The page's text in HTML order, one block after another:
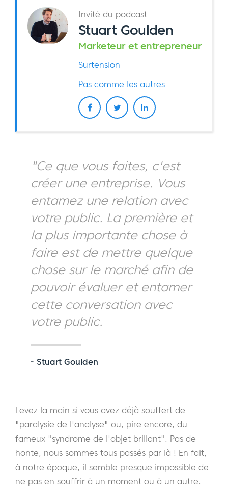
Invité du podcast
Stuart Goulden
Marketeur et entrepreneur
Surtension
Pas comme les autres
"Ce que vous faites, c'est
créer une entreprise. Vous
entamez une relation avec
votre public. La première et
la plus importante chose à
faire est de mettre quelque
chose sur le marché afin de
pouvoir évaluer et entamer
cette conversation avec
votre public.
- Stuart Goulden
Levez la main si vous avez déjà souffert de
"paralysie de l'analyse" ou, pire encore, du
fameux "syndrome de l'objet brillant". Pas de
honte, nous sommes tous passés par là ! En fait,
à notre époque, il semble presque impossible de
ne pas en souffrir à un moment ou à un autre.